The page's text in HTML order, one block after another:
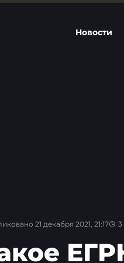
Новости
21 декабря 2021, 21:17 3